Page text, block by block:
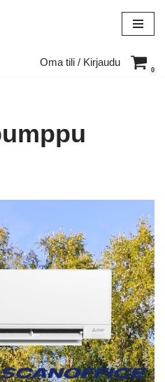
Oma tili / Kirjaudu
0